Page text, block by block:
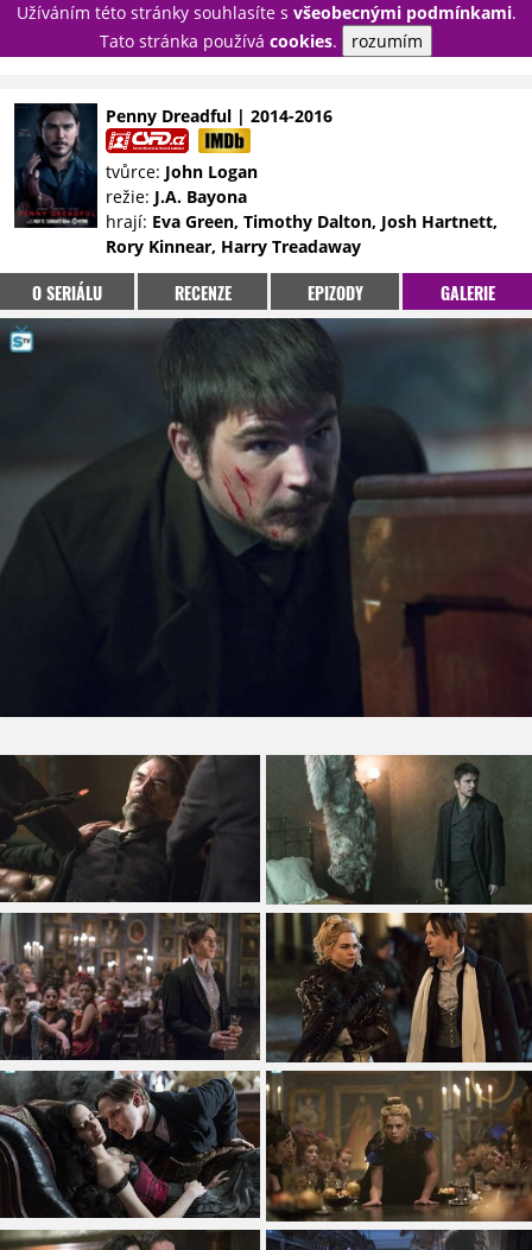
Užíváním této stránky souhlasíte s všeobecnými podmínkami.
Tato stránka používá cookies. rozumím
PŘIHLÁSIT
NOVINKY
TÉMATA
RECENZE
EPIZODY
KULT
TRAILERY
GALERIE
DISKUZE
STATISTIKY
TIRÁŽ
Penny Dreadful | 2014-2016
tvůrce: John Logan
režie: J.A. Bayona
hrají: Eva Green, Timothy Dalton, Josh Hartnett,
Rory Kinnear, Harry Treadaway
O SERIÁLU RECENZE EPIZODY GALERIE